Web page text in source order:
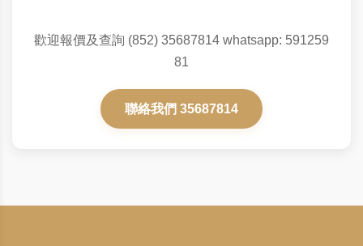
歡迎報價及查詢 (852) 35687814 whatsapp: 591259
81
聯絡我們 35687814